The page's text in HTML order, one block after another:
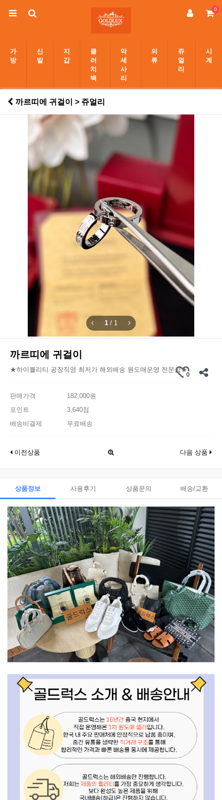
0
가
방
신
발
지
갑
클
러
치
백
악
세
사
리
의
류
쥬
얼
리
시
계
까르띠에 귀걸이 > 쥬얼리
1 / 1
까르띠에 귀걸이
★하이퀄리티 공장직영 최저가 해외배송 원도매운영 전문샵★
0
판매가격
182,000원
포인트
3,640점
배송비결제
무료배송
이전상품 다음 상품
상품정보 사용후기 상품문의 배송/교환